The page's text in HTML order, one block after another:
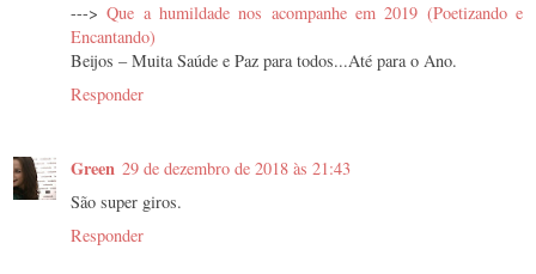
--->Que a humildade nos acompanhe em 2019 (Poetizando e
Encantando)
Beijos – Muita Saúde e Paz para todos...Até para o Ano.
Responder
Green 29 de dezembro de 2018 às 21:43
São super giros.
Responder